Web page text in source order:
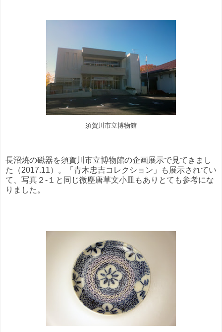
須賀川市立博物館
長沼焼の磁器を須賀川市立博物館の企画展示で見てきまし
た（2017.11）。「青木忠吉コレクション」も展示されてい
て、写真２-１と同じ微塵唐草文小皿もありとても参考にな
りました。